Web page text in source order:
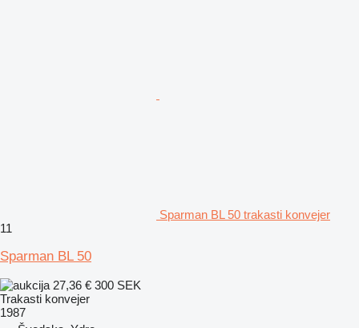
Sparman BL 50 trakasti konvejer
11
Sparman BL 50
27,36 € 300 SEK
Trakasti konvejer
1987